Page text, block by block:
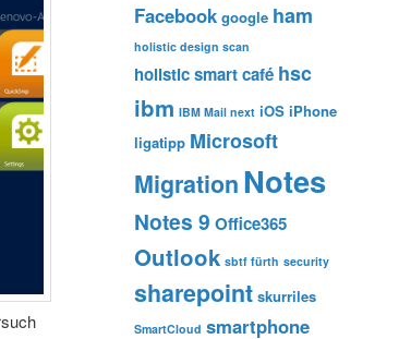
Facebook google ham
holistic design scan
holistic smart café hsc
ibm IBM Mail next iOS iPhone
ligatipp Microsoft
MigrationNotes
Notes 9 Office365
Outlook sbtf fürth security
sharepoint skurriles
SmartCloud smartphone